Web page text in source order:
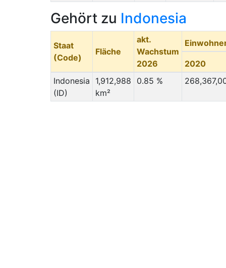
Gehört zu Indonesia
Staat
(Code)
Fläche
akt.
Wachstum
2026
2020
Indonesia
(ID)
1,912,988
km²
0.85 %